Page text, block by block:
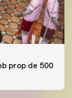
prop de 500